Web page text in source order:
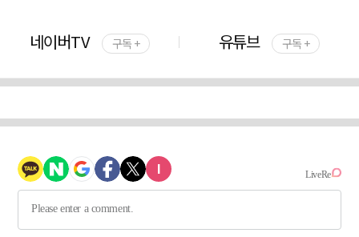
네이버TV 구독 + 유튜브 구독 +